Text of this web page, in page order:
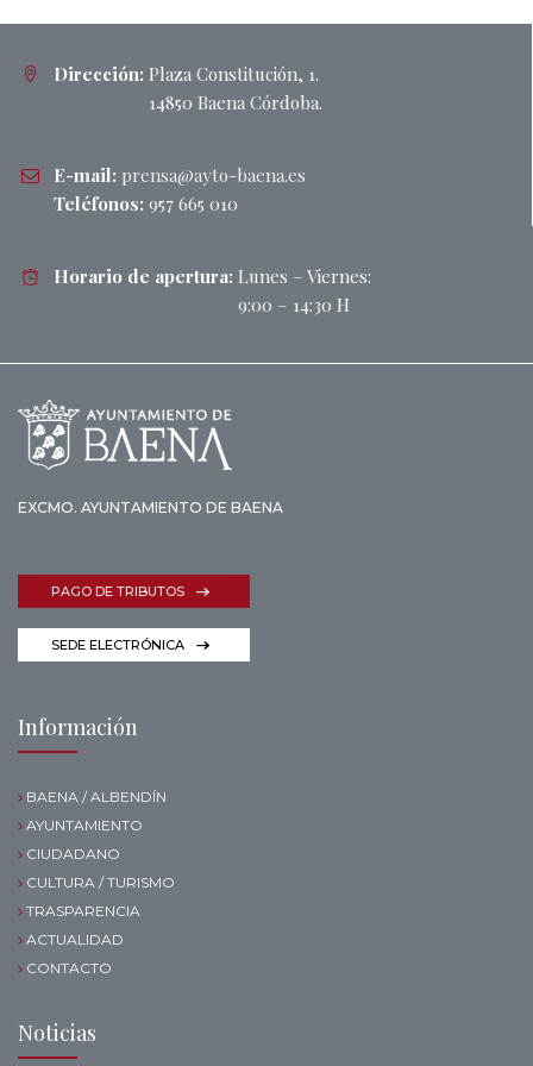
Dirección: Plaza Constitución, 1.
14850 Baena Córdoba.
E-mail: prensa@ayto-baena.es
Teléfonos: 957 665 010
Horario de apertura: Lunes – Viernes:
9:00 – 14:30 H
EXCMO. AYUNTAMIENTO DE BAENA
PAGO DE TRIBUTOS
SEDE ELECTRÓNICA
Información
BAENA / ALBENDÍN
AYUNTAMIENTO
CIUDADANO
CULTURA / TURISMO
TRASPARENCIA
ACTUALIDAD
CONTACTO
Noticias